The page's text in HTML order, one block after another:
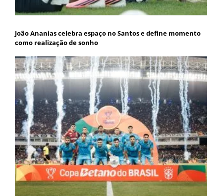
João Ananias celebra espaço no Santos e define momento
como realização de sonho